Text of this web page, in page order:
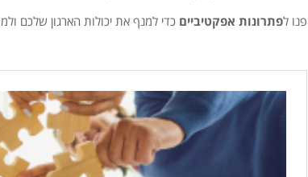
פנו לפתרונות אפקטיביים כדי למנף את יכולות הארגון שלכם